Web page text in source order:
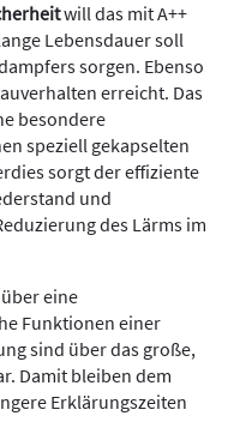
will das mit A++
Lebensdauer soll
sorgen. Ebenso
erreicht. Das
besondere
speziell gekapselten
sorgt der effiziente
und
des Lärms im
eine
Funktionen einer
sind über das große,
Damit bleiben dem
Erklärungszeiten